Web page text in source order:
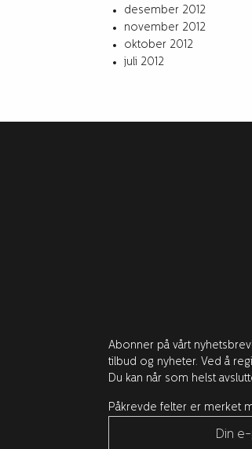
desember 2012
november 2012
oktober 2012
juli 2012
Abonner på vårt
tilbud og nyheter. Ved å
Du kan når som helst
Påkrevde felter er merket